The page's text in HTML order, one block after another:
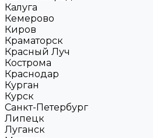
Калуга
Кемерово
Киров
Краматорск
Красный Луч
Кострома
Краснодар
Курган
Курск
Санкт-Петербург
Липецк
Луганск